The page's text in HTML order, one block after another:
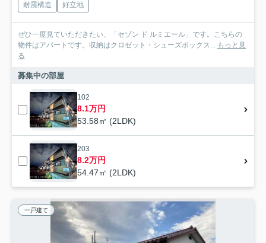
耐震構造
好立地
ぜひ一度見ていただきたい、「セゾン ド ルミエール」です。こちらの
物件はアパートです。収納はクロゼット・シューズボックス... もっと見
る
募集中の部屋
102
8.1万円
53.58㎡ (2LDK)
203
8.2万円
54.47㎡ (2LDK)
一戸建て